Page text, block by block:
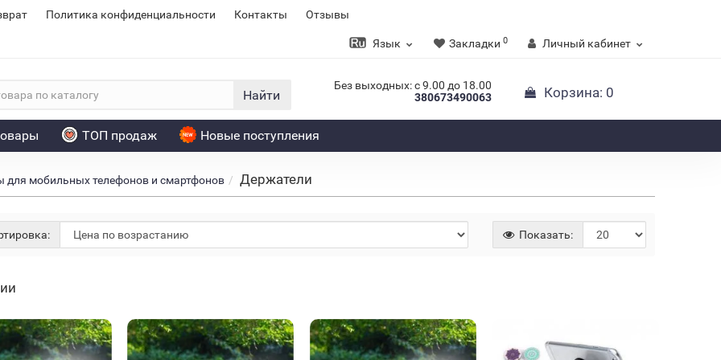
Политика конфиденциальности Контакты Отзывы
Язык Закладки 0 Личный кабинет
Найти
Без выходных: с 9.00 до 18.00
380673490063
Корзина: 0
ТОП продаж Новые поступления
для мобильных телефонов и смартфонов Держатели
Показать: